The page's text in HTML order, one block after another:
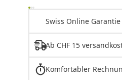
Swiss Online Garantie
Ab CHF 15
Komfortabler